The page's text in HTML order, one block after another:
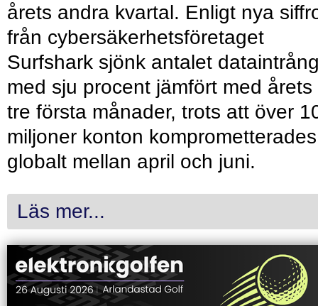
årets andra kvartal. Enligt nya
från cybersäkerhetsföretaget
Surfshark sjönk antalet
med sju procent jämfört med årets
tre första månader, trots att över
miljoner konton komprometterades
globalt mellan april och juni.
Läs mer...